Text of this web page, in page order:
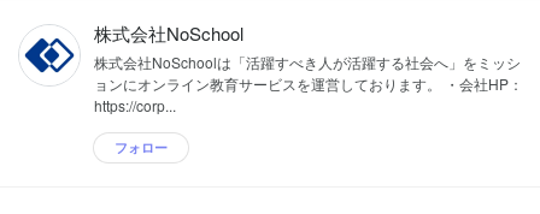
株式会社NoSchool
株式会社NoSchoolは「活躍すべき人が活躍する社会へ」をミッシ
ョンにオンライン教育サービスを運営しております。 ・会社HP：
https://corp...
フォロー